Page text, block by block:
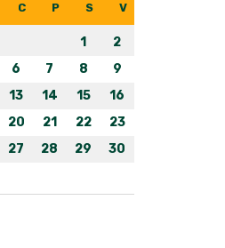
C P S V
1
2
6 7 8
9
13 14 15
16
20 21 22
23
27 28 29
30